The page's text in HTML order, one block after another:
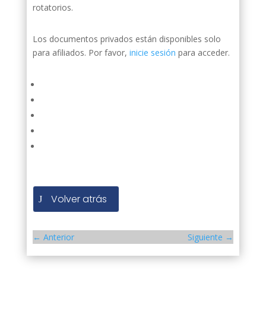
rotatorios.
Los documentos privados están disponibles solo
para afiliados. Por favor, inicie sesión para acceder.
Volver atrás
← Anterior Siguiente →